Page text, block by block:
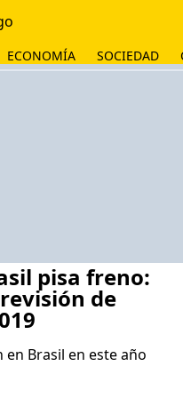
ECONOMÍA SOCIEDAD
pisa freno:
de
Brasil en este año